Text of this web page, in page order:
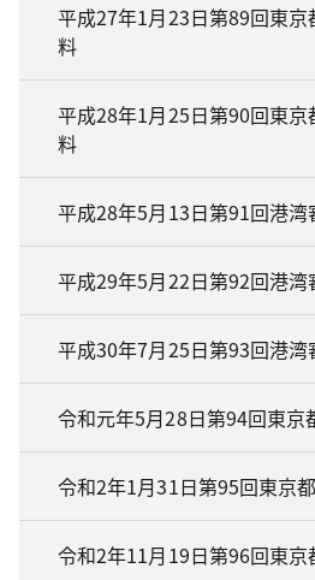
平成27年1月23日第89回東
料
平成28年1月25日第90回東
料
平成28年5月13日第91回港
平成29年5月22日第92回港
平成30年7月25日第93回港湾
令和元年5月28日第94回東京
令和2年1月31日第95回東京
令和2年11月19日第96回東